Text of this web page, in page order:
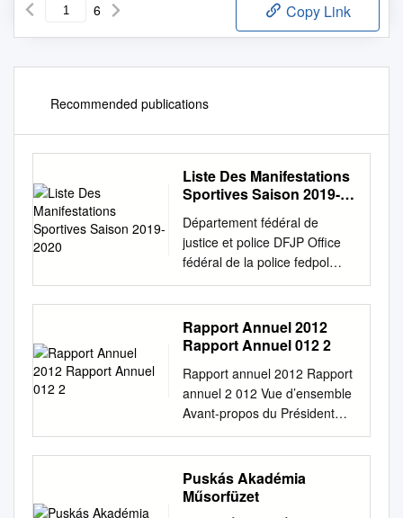
6 Copy Link
Recommended publications
Liste Des Manifestations
Sportives Saison 2019-
Département fédéral de
justice et police DFJP Office
fédéral de la police fedpol
Domaine Hooliganisme Liste
des manifestations sportives
Football; Date: 03.06.2019 -
31.08.2020; Date Heure Ct.
lors du trajet Situation avant le
Situation pendant le Situation
après le Situation lors du trajet
d'aller match match match de
retour 29.06.2019 16:00 ZG
Zug FC Luzern Cashpoint
SCR Altach 02.07.2019 19:30
Rapport Annuel 2012
Rapport Annuel 012 2
Rapport annuel 2012 Rapport
annuel 2 012 Vue d’ensemble
Avant-propos du Président
central 04 Présidents centraux
de l’ASF 05 Table des
matières 06 Les partenaires
08 L’Association Suisse de
Puskás Akadémia
Műsorfüzet